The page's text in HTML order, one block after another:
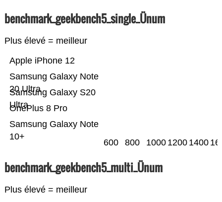
benchmark_geekbench5_single_Ünum
Plus élevé = meilleur
Samsung Galaxy Note
10+
OnePlus 8 Pro
Samsung Galaxy S20
Ultra
Samsung Galaxy Note
20 Ultra
Apple iPhone 12
600 800 1000 1200 1400
benchmark_geekbench5_multi_Ünum
Plus élevé = meilleur